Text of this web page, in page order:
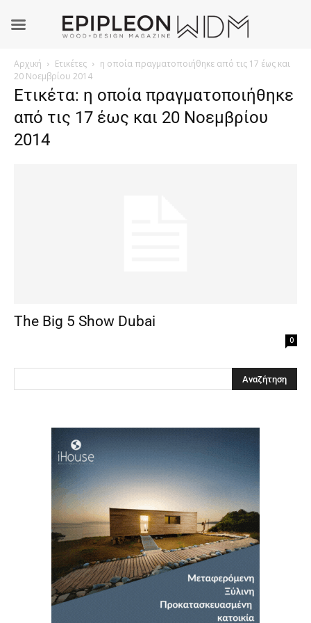
Αρχική Ετικέτες
η οποία πραγματοποιήθηκε από τις 17 έως και
20 Νοεμβρίου 2014
Ετικέτα: η οποία πραγματοποιήθηκε
από τις 17 έως και 20 Νοεμβρίου
2014
The Big 5 Show Dubai
0